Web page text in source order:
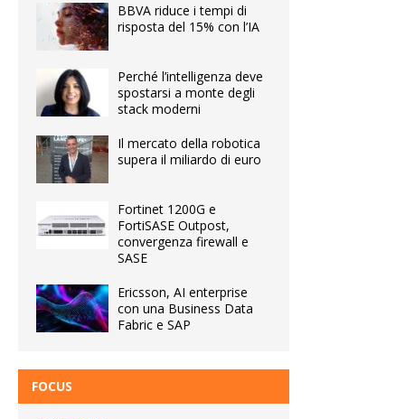
BBVA riduce i tempi di
risposta del 15% con l’IA
Perché l’intelligenza deve
spostarsi a monte degli
stack moderni
Il mercato della robotica
supera il miliardo di euro
Fortinet 1200G e
FortiSASE Outpost,
convergenza firewall e
SASE
Ericsson, AI enterprise
con una Business Data
Fabric e SAP
FOCUS